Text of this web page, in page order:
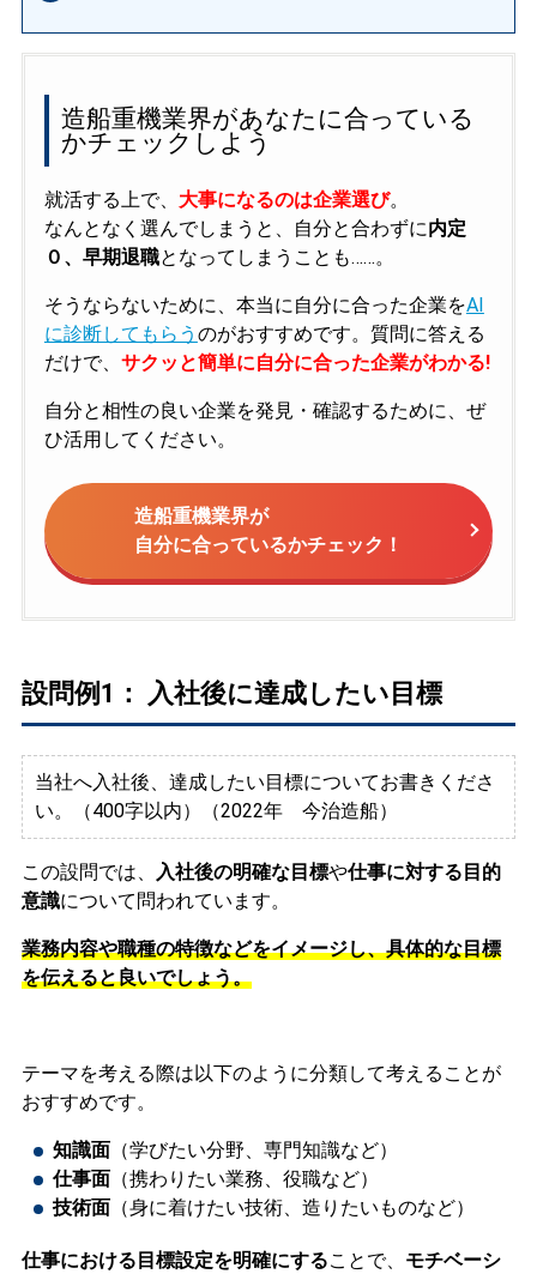
造船重機業界があなたに合っている
かチェックしよう
就活する上で、 大事になるのは企業選び。
なんとなく選んでしまうと、自分と合わずに内定
０、早期退職となってしまうことも……。
そうならないために、本当に自分に合った企業をAI
に診断してもらう のがおすすめです。質問に答える
だけで、 サクッと簡単に自分に合った企業がわかる!
自分と相性の良い企業を発見・確認するために、ぜ
ひ活用してください。
造船重機業界が
自分に合っているかチェック！
設問例1： 入社後に達成したい目標
当社へ入社後、達成したい目標についてお書きくださ
い。（400字以内）（2022年 今治造船）
この設問では、 入社後の明確な目標や仕事に対する目的
意識について問われています。
業務内容や職種の特徴などをイメージし、具体的な目標
を伝えると良いでしょう。
テーマを考える際は以下のように分類して考えることが
おすすめです。
知識面（学びたい分野、専門知識など）
仕事面（携わりたい業務、役職など）
技術面（身に着けたい技術、造りたいものなど）
仕事における目標設定を明確にすることで、 モチベーシ